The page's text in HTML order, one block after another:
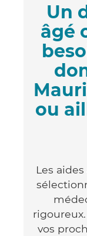
Un
âgé
ou
Les
vos